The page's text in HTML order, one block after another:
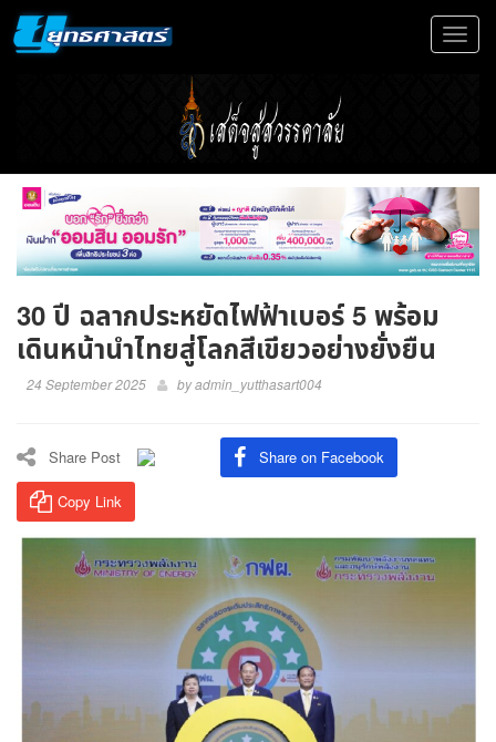
Toggle
30 ปี ฉลากประหยัดไฟฟ้าเบอร์ 5 พร้อม
เดินหน้านำไทยสู่โลกสีเขียวอย่างยั่งยืน
24 September 2025 byadmin_yutthasart004
Share Post Share on Facebook
Copy Link